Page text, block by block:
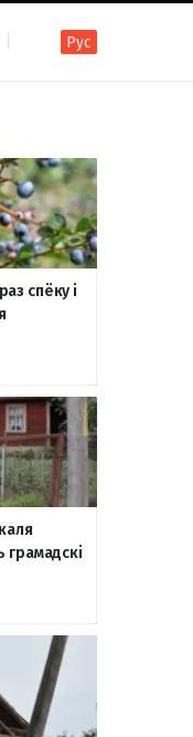
Рус
спёку і
грамадскі